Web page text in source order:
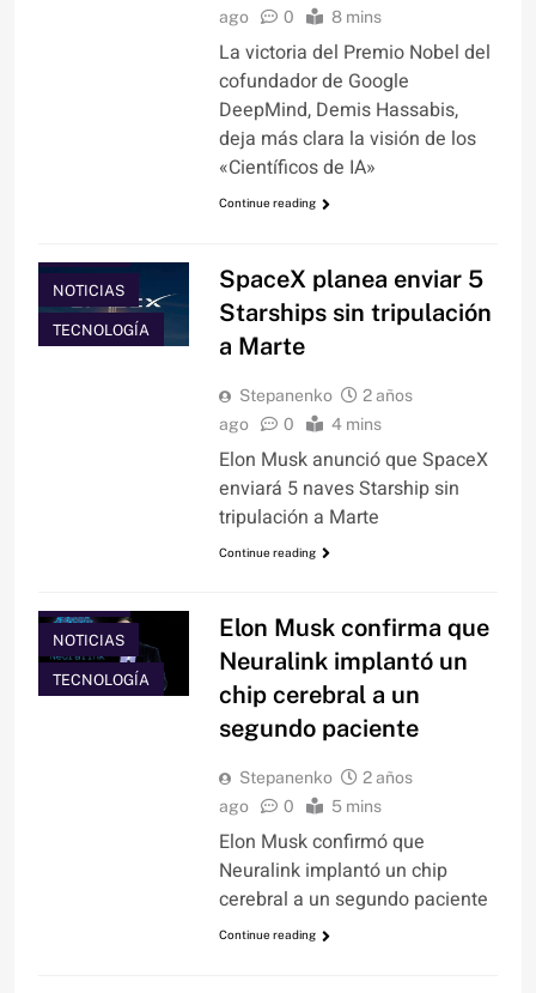
ago
0 8 mins
La victoria del Premio Nobel del
cofundador de Google
DeepMind, Demis Hassabis,
deja más clara la visión de los
«Científicos de IA»
Continue reading
NOTICIAS
TECNOLOGÍA
SpaceX planea enviar 5
Starships sin tripulación
a Marte
Stepanenko
2 años
ago
0 4 mins
Elon Musk anunció que SpaceX
enviará 5 naves Starship sin
tripulación a Marte
Continue reading
NOTICIAS
TECNOLOGÍA
Elon Musk confirma que
Neuralink implantó un
chip cerebral a un
segundo paciente
Stepanenko
2 años
ago
0 5 mins
Elon Musk confirmó que
Neuralink implantó un chip
cerebral a un segundo paciente
Continue reading